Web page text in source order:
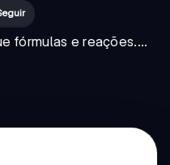
fórmulas e reações....